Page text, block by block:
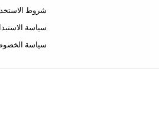
شروط
سياسة
سياسة